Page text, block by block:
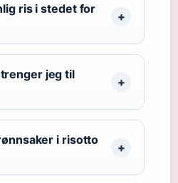
ris i stedet for
jeg til
i risotto